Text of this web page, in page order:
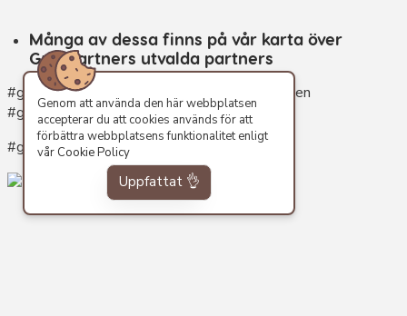
Många av dessa finns på vår karta över
GymPartners utvalda partners
#gymgrosisten #gymgrossisten #gymgrosisten
#gymgrossisten göteborg #gymgrossiten
#gymgrossisten malmö #gymgrossisten
Genom att använda den här webbplatsen
accepterar du att cookies används för att
förbättra webbplatsens funktionalitet enligt
vår Cookie Policy
Uppfattat 👌